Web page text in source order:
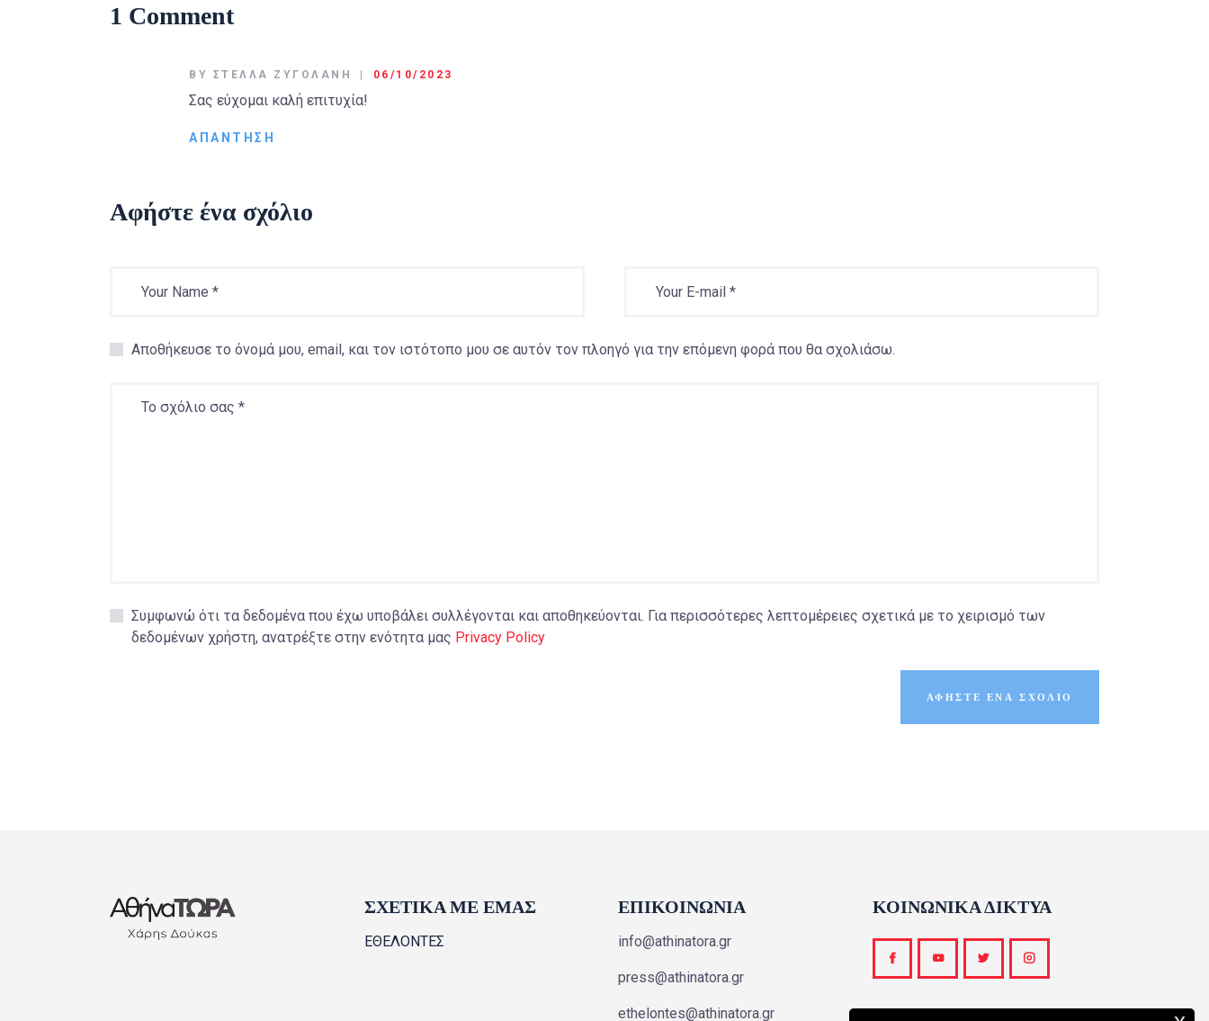
1 Comment
BY ΣΤΈΛΛΑ ΖΥΓΟΛΆΝΗ 06/10/2023
Σας εύχομαι καλή επιτυχία!
ΑΠΆΝΤΗΣΗ
Αφήστε ένα σχόλιο
Αποθήκευσε το όνομά μου, email, και τον ιστότοπο μου σε αυτόν τον πλοηγό για την επόμενη φορά που θα σχολιάσω.
Συμφωνώ ότι τα δεδομένα που έχω υποβάλει συλλέγονται και αποθηκεύονται. Για περισσότερες λεπτομέρειες σχετικά με το χειρισμό των
δεδομένων χρήστη, ανατρέξτε στην ενότητα μας Privacy Policy
ΣΧΕΤΙΚΑ ΜΕ ΕΜΑΣ
ΕΘΕΛΟΝΤΕΣ
ΕΠΙΚΟΙΝΩΝΙΑ
info@athinatora.gr
press@athinatora.gr
ethelontes@athinatora.gr
ΚΟΙΝΩΝΙΚΑ ΔΙΚΤΥΑ